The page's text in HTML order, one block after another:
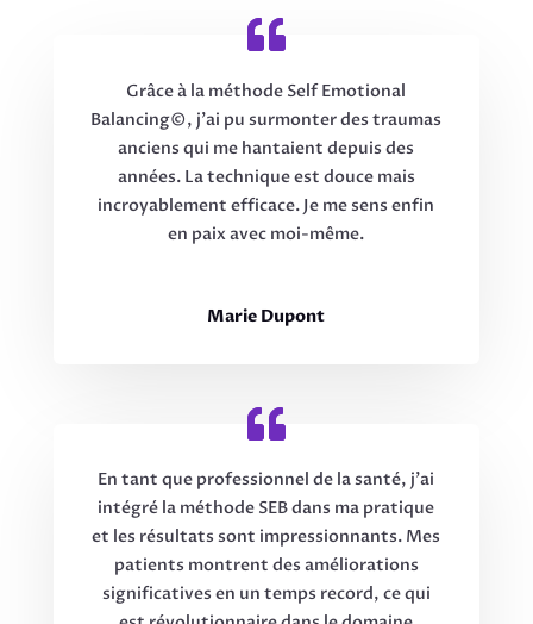
Grâce à la méthode Self Emotional
Balancing©, j’ai pu surmonter des traumas
anciens qui me hantaient depuis des
années. La technique est douce mais
incroyablement efficace. Je me sens enfin
en paix avec moi-même.
Marie Dupont
En tant que professionnel de la santé, j’ai
intégré la méthode SEB dans ma pratique
et les résultats sont impressionnants. Mes
patients montrent des améliorations
significatives en un temps record, ce qui